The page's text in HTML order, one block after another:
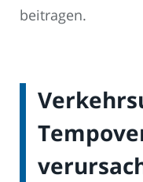
beitragen.